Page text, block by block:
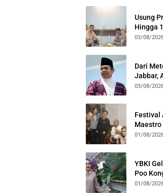
Usung
Hingga
Sulthon
03/08/
Dari
Jabbar,
Al-
03/08/
Festival
Maestro
Guntari
01/08/
YBKI
Poo
01/08/